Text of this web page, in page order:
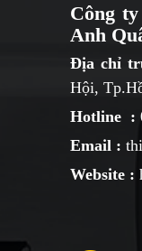
Công
Anh
Địa chỉ
Hội,
Hotline :
Email :
Website :